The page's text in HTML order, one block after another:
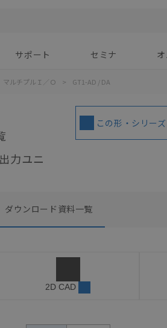
サポート セミナ
マルチプルＩ／Ｏ > GT1-AD / DA
力ユニ
この形・シリー
ダウンロード資料一覧
2D CAD